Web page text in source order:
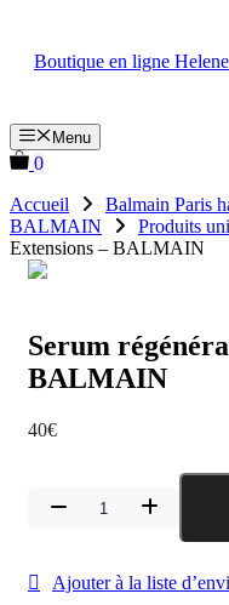
contenu
Boutique en ligne
Menu
0
Accueil
Balmain Paris
BALMAIN
Produits
Extensions – BALMAIN
Serum
BALMAIN
40€
quantité
régénérateur
Extensions
Ajouter à la liste